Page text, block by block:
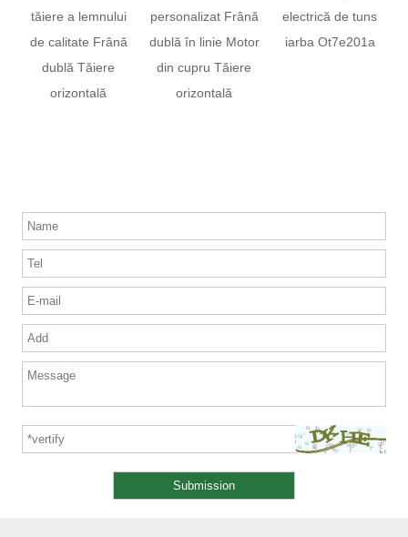
tăiere a lemnului
de calitate Frână
dublă Tăiere
orizontală
personalizat Frână
dublă în linie Motor
din cupru Tăiere
orizontală
electrică de tuns
iarba Ot7e201a